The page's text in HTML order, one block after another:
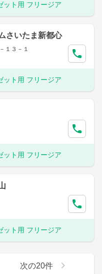
ット用 フリージア
さいたま新都心
１３－１
ット用 フリージア
ット用 フリージア
ット用 フリージア
次の20件